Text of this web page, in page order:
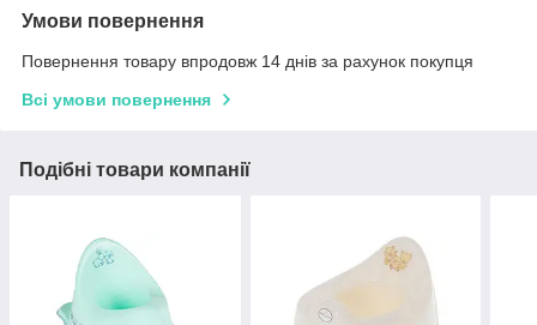
Умови повернення
Повернення товару впродовж 14 днів за рахунок покупця
Всі умови повернення
Подібні товари компанії